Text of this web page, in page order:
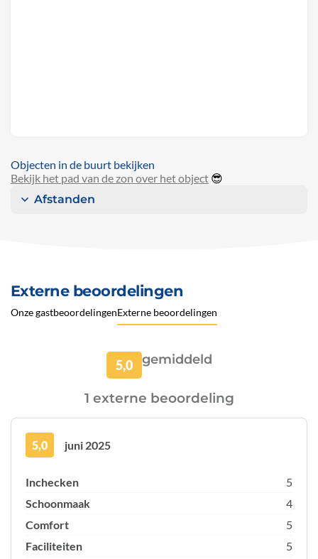
Objecten in de buurt bekijken
Bekijk het pad van de zon over het object 😎
Afstanden
Externe beoordelingen
Onze gastbeoordelingenExterne beoordelingen
5,0 gemiddeld
1 externe beoordeling
5,0 juni 2025
Inchecken
5
Schoonmaak
4
Comfort
5
Faciliteiten
5